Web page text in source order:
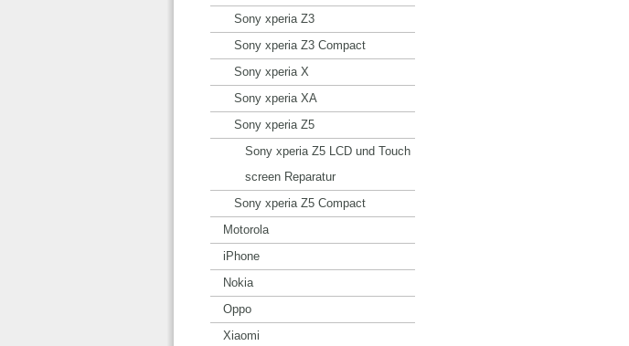
Sony xperia Z3
Sony xperia Z3 Compact
Sony xperia X
Sony xperia XA
Sony xperia Z5
Sony xperia Z5 LCD und Touch
screen Reparatur
Sony xperia Z5 Compact
Motorola
iPhone
Nokia
Oppo
Xiaomi